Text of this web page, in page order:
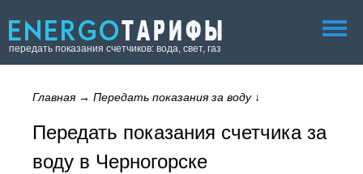
передать показания счетчиков: вода, свет, газ
Главная→ Передать показания за воду↓
Передать показания счетчика за
воду в Черногорске